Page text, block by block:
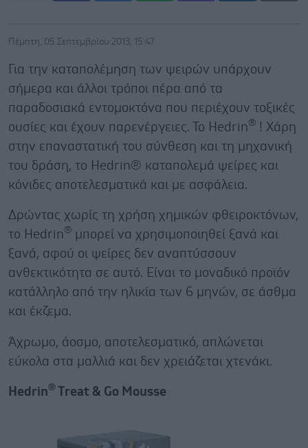
Πέμπτη, 05 Σεπτεμβρίου 2013, 15:47
Για την καταπολέμηση των ψειρών υπάρχουν
σήμερα και άλλοι τρόποι πέρα από τα
παραδοσιακά εντομοκτόνα που περιέχουν τοξικές
ουσίες και έχουν παρενέργειες. Το Hedrin® ! Χάρη
στην επαναστατική του σύνθεση και τη μηχανική
του δράση, το Hedrin® καταπολεμά ψείρες και
κόνιδες αποτελεσματικά και με ασφάλεια.
Δρώντας χωρίς τη χρήση χημικών φθειροκτόνων,
το Hedrin® μπορεί να χρησιμοποιηθεί ξανά και
ξανά, αφού οι ψείρες δεν αναπτύσσουν
ανθεκτικότητα σε αυτό. Είναι το μοναδικό προϊόν
κατάλληλο από την ηλικία των 6 μηνών, σε άσθμα
και έκζεμα.
Άχρωμο, άοσμο, αποτελεσματικό, απλώνεται
εύκολα στα μαλλιά και δεν χρειάζεται χτενάκι.
Hedrin® Treat & Go Mousse